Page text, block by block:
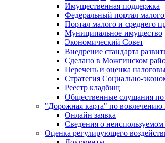
Имущественная поддержка
Федеральный портал
Портал малого и среднего
Муниципальное имущество
Экономический Совет
Внедрение стандарта
Сделано в Можгинском
Перечень и оценка
Стратегия Социально-
Реестр кладбищ
Общественные слушания по
"Дорожная карта" по
Онлайн заявка
Сведения о
Оценка регулирующего